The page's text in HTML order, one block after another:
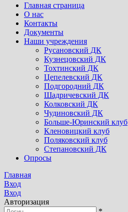
Главная страница
О нас
Контакты
Документы
Наши учреждения
Русановский ДК
Кузнецовский ДК
Тохтинский ДК
Цепелевский ДК
Подгородний ДК
Шадричевский ДК
Колковский ДК
Чудиновский ДК
Больше-Юринский клуб
Кленовицкий клуб
Поляковский клуб
Степановский ДК
Опросы
Главная
Вход
Вход
Авторизация